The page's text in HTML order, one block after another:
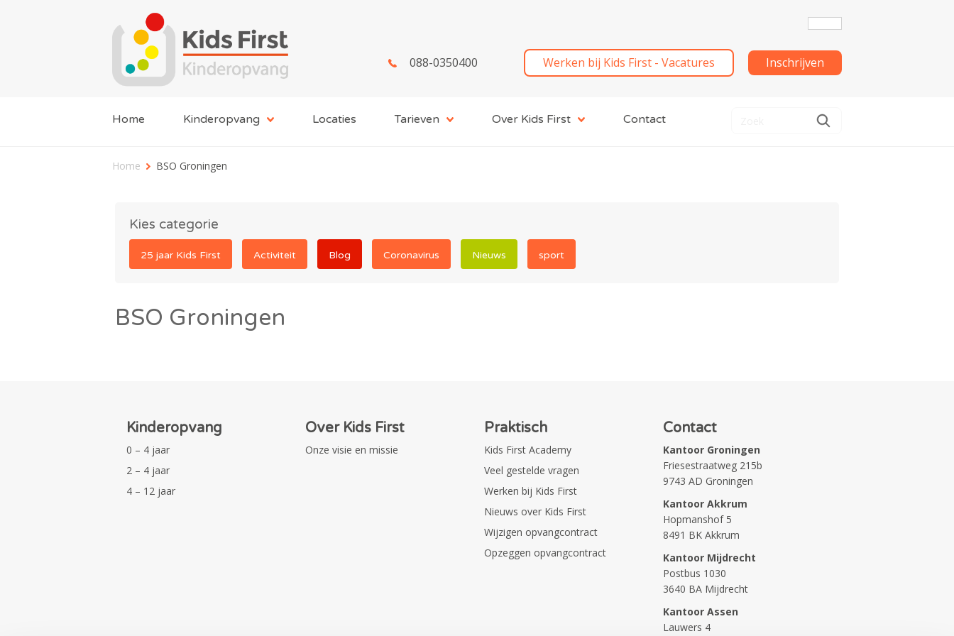
088-0350400 Werken bij Kids First - Vacatures Inschrijven
Home Kinderopvang Locaties Tarieven Over Kids First Contact
Home BSO Groningen
Kies categorie
25 jaar Kids First Activiteit Blog Coronavirus Nieuws sport
BSO Groningen
Kinderopvang
0 – 4 jaar
2 – 4 jaar
4 – 12 jaar
Over Kids First
Onze visie en missie
Praktisch
Kids First Academy
Veel gestelde vragen
Werken bij Kids First
Nieuws over Kids First
Wijzigen opvangcontract
Opzeggen opvangcontract
Contact
Kantoor Groningen
Friesestraatweg 215b
9743 AD Groningen
Kantoor Akkrum
Hopmanshof 5
8491 BK Akkrum
Kantoor Mijdrecht
Postbus 1030
3640 BA Mijdrecht
Kantoor Assen
Lauwers 4